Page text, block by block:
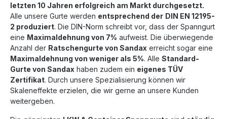
letzten 10 Jahren erfolgreich am Markt durchgesetzt.
Alle unsere Gurte werden entsprechend der DIN EN 12195-
2 produziert. Die DIN-Norm schreibt vor, dass der Spanngurt
eine Maximaldehnung von 7% aufweist. Die überwiegende
Anzahl der Ratschengurte von Sandax erreicht sogar eine
Maximaldehnung von weniger als 5%. Alle Standard-
Gurte von Sandax haben zudem ein eigenes TÜV
Zertifikat. Durch unsere Spezialisierung können wir
Skaleneffekte erzielen, die wir gerne an unsere Kunden
weitergeben.